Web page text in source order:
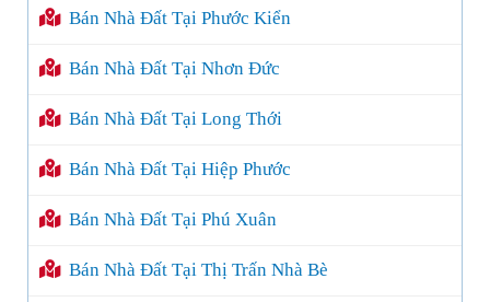
Bán Nhà Đất Tại Phước Kiển
Bán Nhà Đất Tại Nhơn Đức
Bán Nhà Đất Tại Long Thới
Bán Nhà Đất Tại Hiệp Phước
Bán Nhà Đất Tại Phú Xuân
Bán Nhà Đất Tại Thị Trấn Nhà Bè